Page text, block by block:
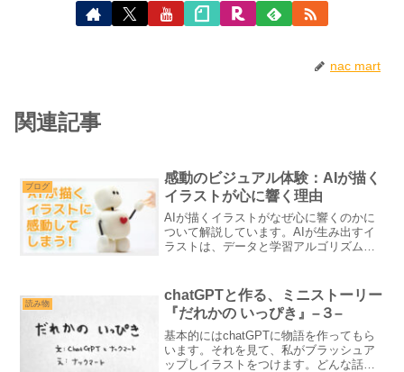
nac mart
関連記事
ブログ
感動のビジュアル体験：AIが描く
イラストが心に響く理由
AIが描くイラストがなぜ心に響くのかに
ついて解説しています。AIが生み出すイ
ラストは、データと学習アルゴリズムを
ーザーでも感動的なビジュアル体験を味
わうことができます。
読み物
chatGPTと作る、ミニストーリー
『だれかの いっぴき』–３–
基本的にはchatGPTに物語を作ってもら
います。それを見て、私がブラッシュア
ップしイラストをつけます。どんな話に